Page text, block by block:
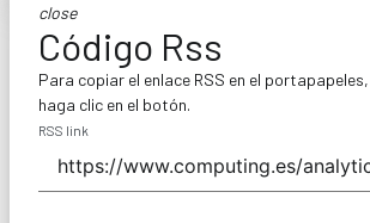
close
Código Rss
Para copiar el enlace RSS en el portapapeles,
haga clic en el botón.
RSS link